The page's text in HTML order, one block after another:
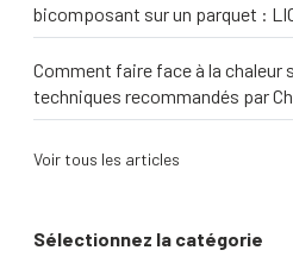
bicomposant sur un parquet :
Comment faire face à la chaleur
techniques recommandés par
Voir tous les articles
Sélectionnez la catégorie